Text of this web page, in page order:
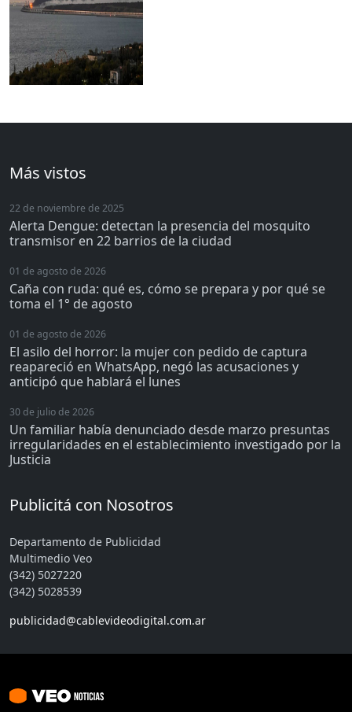
Más vistos
22 de noviembre de 2025
Alerta Dengue: detectan la presencia del mosquito
transmisor en 22 barrios de la ciudad
01 de agosto de 2026
Caña con ruda: qué es, cómo se prepara y por qué se
toma el 1° de agosto
01 de agosto de 2026
El asilo del horror: la mujer con pedido de captura
reapareció en WhatsApp, negó las acusaciones y
anticipó que hablará el lunes
30 de julio de 2026
Un familiar había denunciado desde marzo presuntas
irregularidades en el establecimiento investigado por la
Justicia
Publicitá con Nosotros
Departamento de Publicidad
Multimedio Veo
(342) 5027220
(342) 5028539
publicidad@cablevideodigital.com.ar